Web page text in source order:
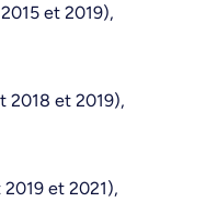
et 2019),
2018 et 2019),
2019 et 2021),